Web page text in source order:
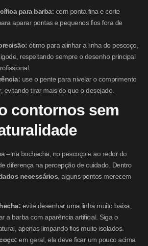
para barba: com ponta fina e corte
aparar pontas e pequenos fios fora de
ótimo para alinhar a linha do pescoço,
respeitando sempre o desenho principal
use o pente para nivelar o comprimento
evitando tirar mais do que o desejado.
contornos sem
– na bochecha, no pescoço e ao redor do
diferença na percepção de cuidado. Dentro
necessários , alguns pontos merecem
evite desenhar uma linha muito baixa,
a barba com aparência artificial. Siga o
apenas limpando fios muito isolados.
em geral, ela deve ficar um pouco acima